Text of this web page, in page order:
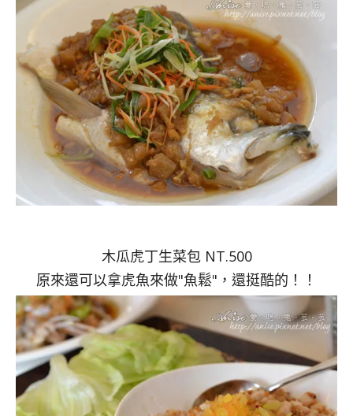
木瓜虎丁生菜包 NT.500
原來還可以拿虎魚來做"魚鬆"，還挺酷的！！